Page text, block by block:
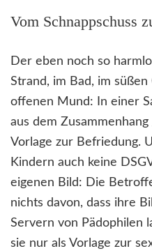
Vom Schnappschuss
Der eben noch so
Strand, im Bad, im
offenen Mund: In einer
aus dem
Vorlage zur Befriedung.
Kindern auch keine
eigenen Bild: Die
nichts davon, dass ihre
Servern von Pädophilen
sie nur als Vorlage zur